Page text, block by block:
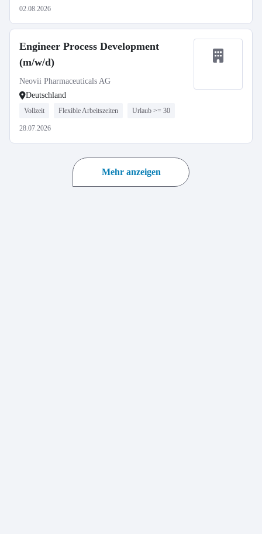
02.08.2026
Engineer Process Development
(m/w/d)
Neovii Pharmaceuticals AG
Deutschland
Vollzeit Flexible Arbeitszeiten Urlaub >= 30
28.07.2026
Mehr anzeigen